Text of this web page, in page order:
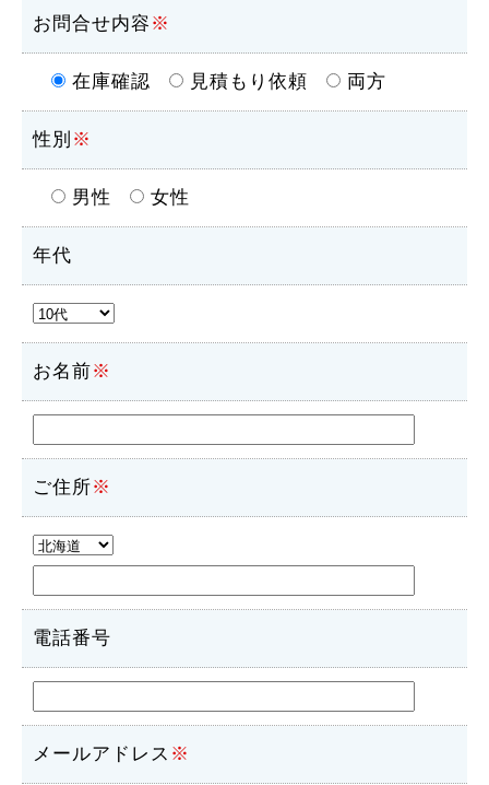
お問合せ内容 ※
在庫確認 見積もり依頼 両方
性別 ※
男性 女性
年代
お名前※
ご住所※
電話番号
メールアドレス ※